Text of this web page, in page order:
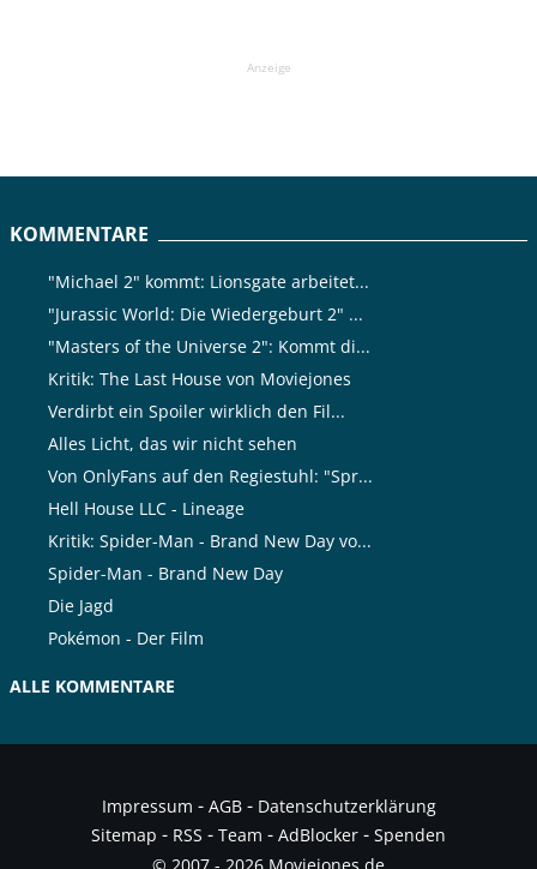
Anzeige
KOMMENTARE
"Michael 2" kommt: Lionsgate arbeitet...
"Jurassic World: Die Wiedergeburt 2" ...
"Masters of the Universe 2": Kommt di...
Kritik: The Last House von Moviejones
Verdirbt ein Spoiler wirklich den Fil...
Alles Licht, das wir nicht sehen
Von OnlyFans auf den Regiestuhl: "Spr...
Hell House LLC - Lineage
Kritik: Spider-Man - Brand New Day vo...
Spider-Man - Brand New Day
Die Jagd
Pokémon - Der Film
ALLE KOMMENTARE
Impressum - AGB- Datenschutzerklärung
Sitemap - RSS - Team - AdBlocker - Spenden
© 2007 - 2026 Moviejones.de